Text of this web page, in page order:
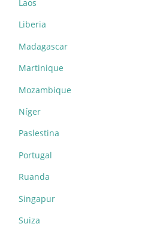
Laos
Liberia
Madagascar
Martinique
Mozambique
Níger
Paslestina
Portugal
Ruanda
Singapur
Suiza